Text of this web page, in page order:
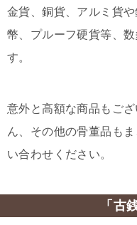
金貨、銅貨、アルミ貨
幣、プルーフ硬貨等、
す。
意外と高額な商品もご
ん、その他の骨董品も
い合わせください。
「古